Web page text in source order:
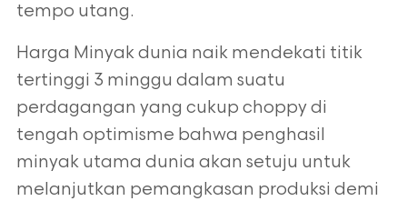
tempo utang.
Harga Minyak dunia naik mendekati titik
tertinggi 3 minggu dalam suatu
perdagangan yang cukup choppy di
tengah optimisme bahwa penghasil
minyak utama dunia akan setuju untuk
melanjutkan pemangkasan produksi demi